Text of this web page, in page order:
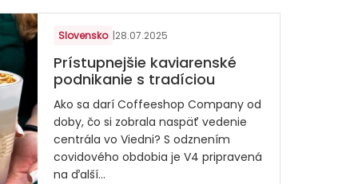
Slovensko |28.07.2025
Prístupnejšie kaviarenské
podnikanie s tradíciou
Ako sa darí Coffeeshop Company od
doby, čo si zobrala naspäť vedenie
centrála vo Viedni? S odznením
covidového obdobia je V4 pripravená
na ďalší...